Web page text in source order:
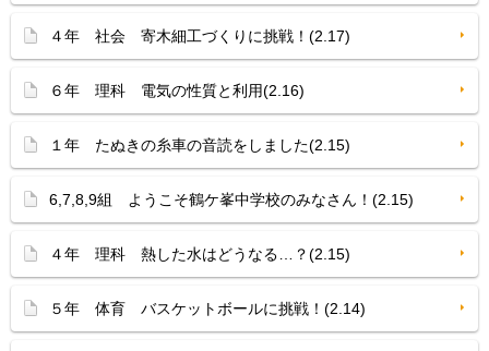
４年 社会 寄木細工づくりに挑戦！(2.17)
６年 理科 電気の性質と利用(2.16)
１年 たぬきの糸車の音読をしました(2.15)
6,7,8,9組 ようこそ鶴ケ峯中学校のみなさん！(2.15)
４年 理科 熱した水はどうなる…？(2.15)
５年 体育 バスケットボールに挑戦！(2.14)